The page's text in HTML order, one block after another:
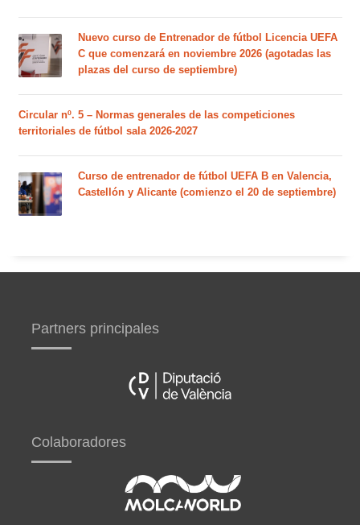
Nuevo curso de Entrenador de fútbol Licencia UEFA
C que comenzará en noviembre 2026 (agotadas las
plazas del curso de septiembre)
Circular nº. 5 – Normas generales de las competiciones
territoriales de fútbol sala 2026-2027
Curso de entrenador de fútbol UEFA B en Valencia,
Castellón y Alicante (comienzo el 20 de septiembre)
Partners principales
Colaboradores